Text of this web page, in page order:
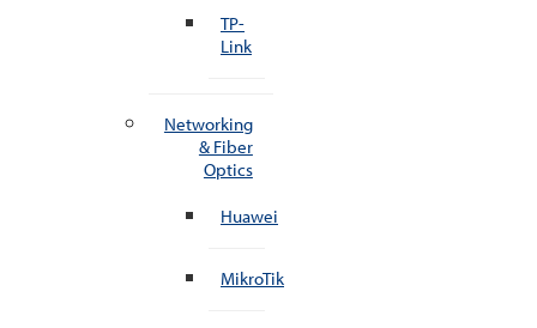
TP-
Link
Networking
& Fiber
Optics
Huawei
MikroTik